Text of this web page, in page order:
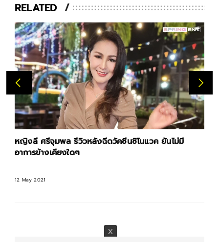
RELATED
หญิงลี ศรีจุมพล รีวิวหลังฉีดวัคซีนซิโนแวค ยันไม่มี
อาการข้างเคียงใดๆ
12 May 2021